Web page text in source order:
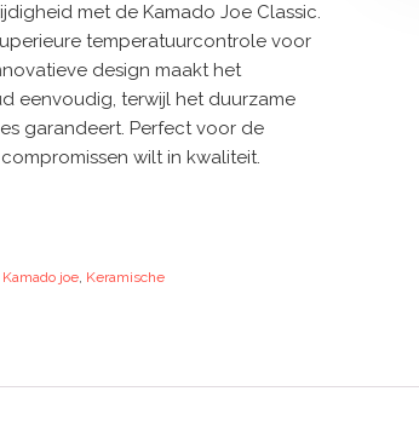
met de Kamado Joe Classic.
temperatuurcontrole voor
design maakt het
eenvoudig, terwijl het duurzame
garandeert. Perfect voor de
wilt in kwaliteit.
Kamado joe, Keramische